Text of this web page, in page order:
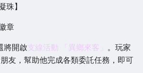
珠】
章
將開啟支線活動 「異鄉來客」 。玩家
友，幫助他完成各類委託任務，即可